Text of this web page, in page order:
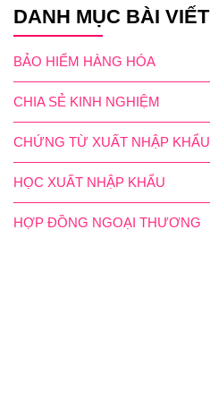
DANH MỤC BÀI VIẾT
BẢO HIỂM HÀNG HÓA
CHIA SẺ KINH NGHIỆM
CHỨNG TỪ XUẤT NHẬP KHẨU
HỌC XUẤT NHẬP KHẨU
HỢP ĐỒNG NGOẠI THƯƠNG